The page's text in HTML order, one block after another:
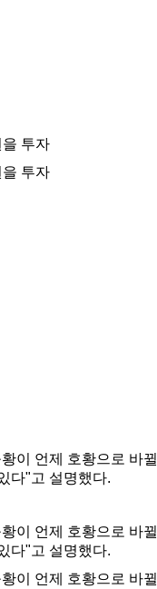
투자
투자
이 언제 호황으로 바뀔
다"고 설명했다.
이 언제 호황으로 바뀔
다"고 설명했다.
이 언제 호황으로 바뀔